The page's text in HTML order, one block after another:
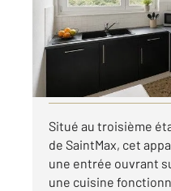
Appartement F2
630 €
par mois charges
Visiter le site dédié
Situé au troisième
de SaintMax, cet
une entrée ouvrant
une cuisine